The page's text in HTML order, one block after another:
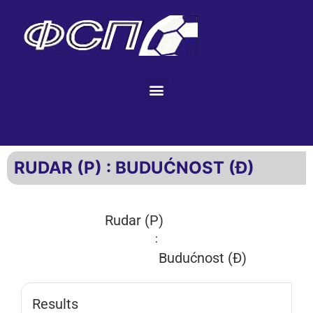
RUDAR (P) : BUDUĆNOST (Đ)
Rudar (P)
:
Budućnost (Đ)
Results